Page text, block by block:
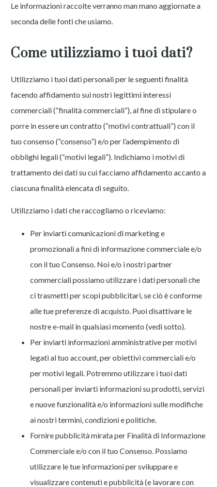
Le informazioni raccolte verranno man mano aggiornate a
seconda delle fonti che usiamo.
Come utilizziamo i tuoi dati?
Utilizziamo i tuoi dati personali per le seguenti finalità
facendo affidamento sui nostri legittimi interessi
commerciali (“finalità commerciali”), al fine di stipulare o
porre in essere un contratto (“motivi contrattuali”) con il
tuo consenso (“consenso”) e/o per l’adempimento di
obblighi legali (“motivi legali”). Indichiamo i motivi di
trattamento dei dati su cui facciamo affidamento accanto a
ciascuna finalità elencata di seguito.
Utilizziamo i dati che raccogliamo o riceviamo:
Per inviarti comunicazioni di marketing e
promozionali a fini di informazione commerciale e/o
con il tuo Consenso. Noi e/o i nostri partner
commerciali possiamo utilizzare i dati personali che
ci trasmetti per scopi pubblicitari, se ciò è conforme
alle tue preferenze di acquisto. Puoi disattivare le
nostre e-mail in qualsiasi momento (vedi sotto).
Per inviarti informazioni amministrative per motivi
legati al tuo account, per obiettivi commerciali e/o
per motivi legali. Potremmo utilizzare i tuoi dati
personali per inviarti informazioni su prodotti, servizi
e nuove funzionalità e/o informazioni sulle modifiche
ai nostri termini, condizioni e politiche.
Fornire pubblicità mirata per Finalità di Informazione
Commerciale e/o con il tuo Consenso. Possiamo
utilizzare le tue informazioni per sviluppare e
visualizzare contenuti e pubblicità (e lavorare con